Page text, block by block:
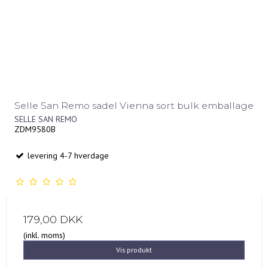
Selle San Remo sadel Vienna sort bulk emballage
SELLE SAN REMO
ZDM9580B
levering 4-7 hverdage
179,00 DKK
(inkl. moms)
Vis produkt